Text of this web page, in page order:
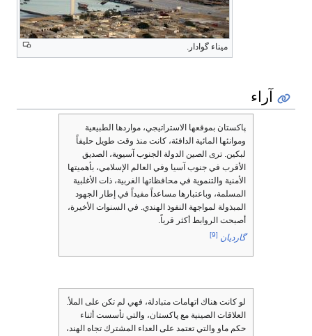
ميناء گوادار.
آراء
پاكستان بموقعها الاستراتيجي، مواردها الطبيعية
وموانئها المائية الدافئة، كانت منذ وقت طويل حليفاً
لبكين. ترى الصين الدولة الجنوب آسيوية، الصديق
الأقرب في جنوب آسيا وفي العالم الإسلامي، بأهميتها
الأمنية والتنموية في محافظاتها الغربية، ذات الأغلبية
المسلمة، وباعتبارها مساعداً مفيداً في إطار الجهود
المبذولة لمواجهة النفوذ الهندي. في السنوات الأخيرة،
أصبحت الروابط أكثر قرباً.
گارديان [9]
لو كانت هناك اتهامات متبادلة، فهي لم تكن على الملأ.
العلاقات الصينية مع پاكستان، والتي تأسست أثناء
حكم ماو والتي تعتمد على العداء المشترك تجاه الهند،